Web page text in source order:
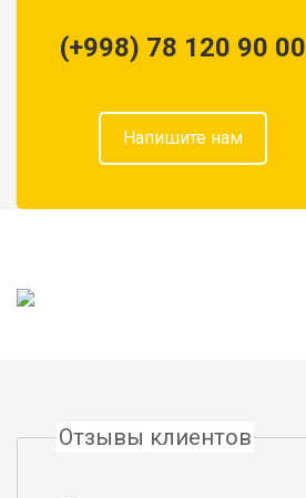
(+998) 78 120 90 00
Напишите нам
Отзывы клиентов